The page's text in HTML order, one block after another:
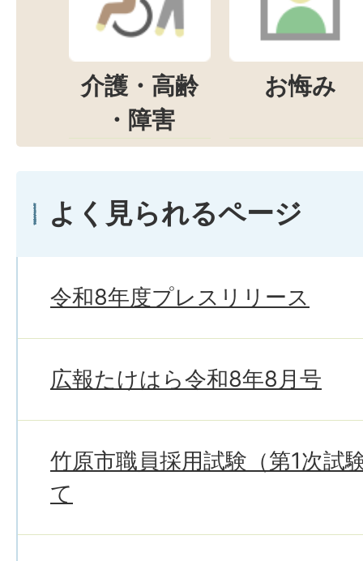
介護・高齢
・障害
お悔み
よく見られるページ
令和8年度プレスリリース
広報たけはら令和8年8月号
竹原市職員採用試験（第1次試
て